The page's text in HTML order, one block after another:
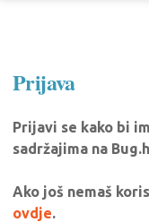
Prijava
Prijavi se kako bi
sadržajima na
Ako još nemaš
ovdje.